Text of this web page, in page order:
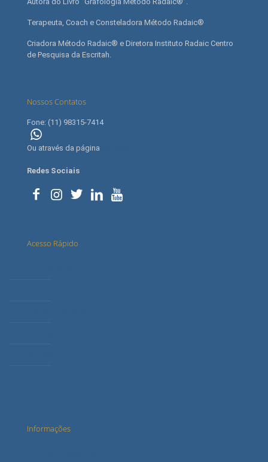
Terapeuta, Coach e Consteladora Método Radaic®
Criadora Método Radaic® e Diretora Instituto Radaic Centro
de Pesquisa da Escritah.
Nossos Contatos
Fone: (11) 98315-7414
Ou através da página
Redes Sociais
Acesso Rápido
Informações